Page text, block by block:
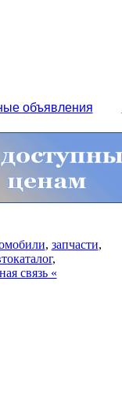
объявления
, запчасти,
,
связь «